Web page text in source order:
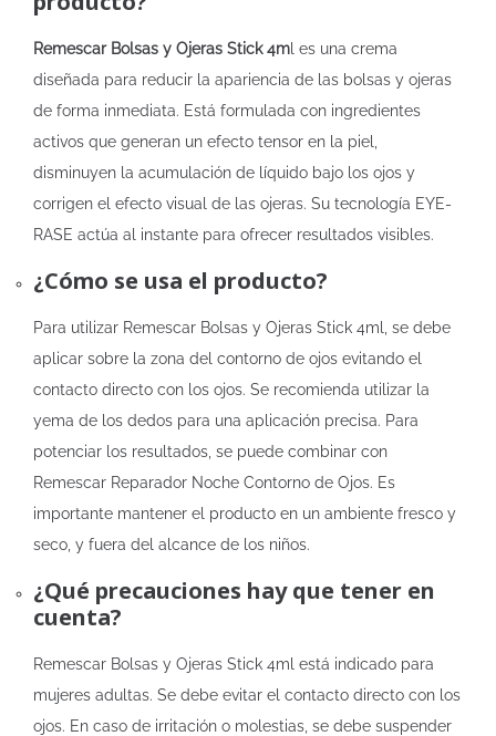
Remescar Bolsas y Ojeras Stick 4m l es una crema
diseñada para reducir la apariencia de las bolsas y ojeras
de forma inmediata. Está formulada con ingredientes
activos que generan un efecto tensor en la piel,
disminuyen la acumulación de líquido bajo los ojos y
corrigen el efecto visual de las ojeras. Su tecnología EYE-
RASE actúa al instante para ofrecer resultados visibles.
¿Cómo se usa el producto?
Para utilizar Remescar Bolsas y Ojeras Stick 4ml, se debe
aplicar sobre la zona del contorno de ojos evitando el
contacto directo con los ojos. Se recomienda utilizar la
yema de los dedos para una aplicación precisa. Para
potenciar los resultados, se puede combinar con
Remescar Reparador Noche Contorno de Ojos. Es
importante mantener el producto en un ambiente fresco y
seco, y fuera del alcance de los niños.
¿Qué precauciones hay que tener en
cuenta?
Remescar Bolsas y Ojeras Stick 4ml está indicado para
mujeres adultas. Se debe evitar el contacto directo con los
ojos. En caso de irritación o molestias, se debe suspender